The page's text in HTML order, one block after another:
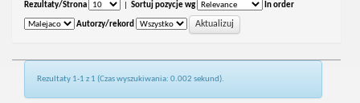
Rezultaty/Strona Sortuj pozycje wg In order
Autorzy/rekord
Rezultaty 1-1 z 1 (Czas wyszukiwania: 0.002 sekund).